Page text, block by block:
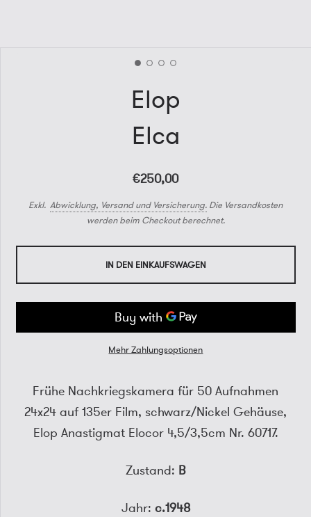
Elop
Elca
€250,00
Exkl.Abwicklung, Versand und Versicherung. Die Versandkosten
werden beim Checkout berechnet.
IN DEN EINKAUFSWAGEN
Mehr Zahlungsoptionen
Frühe Nachkriegskamera für 50 Aufnahmen
24x24 auf 135er Film, schwarz/Nickel Gehäuse,
Elop Anastigmat Elocor 4,5/3,5cm Nr. 60717.
Zustand: B
Jahr: c.1948